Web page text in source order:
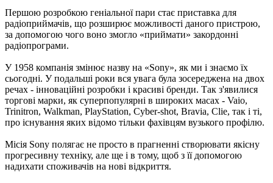
Першою розробкою геніальної пари стає приставка для
радіоприймачів, що розширює можливості даного пристрою,
за допомогою чого воно змогло «приймати» закордонні
радіопрограми.
У 1958 компанія змінює назву на «Sony», як ми і знаємо їх
сьогодні. У подальші роки вся увага була зосереджена на двох
речах - інноваційні розробки і красиві бренди. Так з'явилися
торгові марки, як суперпопулярні в широких масах - Vaio,
Trinitron, Walkman, PlayStation, Cyber-shot, Bravia, Clie, так і ті,
про існування яких відомо тільки фахівцям вузького профілю.
Місія Sony полягає не просто в прагненні створювати якісну
прогресивну техніку, але ще і в тому, щоб з її допомогою
надихати споживачів на нові відкриття.